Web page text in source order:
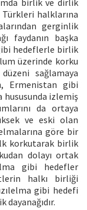
halklarına
gerginlik
faydanın başka
hedeflerle birlik
üzerinde korku
sağlamaya
Ermenistan gibi
hususunda izlemiş
da ortaya
ve eski olan
göre bir
korkutarak birlik
dolayı ortak
gibi hedefler
halkı birliği
gibi hedefi